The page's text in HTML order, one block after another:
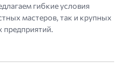
гибкие условия
мастеров, так и крупных
предприятий.